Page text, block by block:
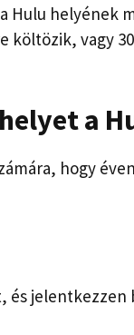
Hulu helyének
vagy
a
hogy
és jelentkezzen